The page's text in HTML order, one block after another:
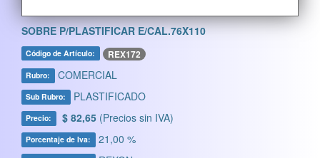
SOBRE P/PLASTIFICAR E/CAL.76X110
Código de Artículo: REX172
Rubro: COMERCIAL
Sub Rubro: PLASTIFICADO
Precio: $ 82,65 (Precios sin IVA)
Porcentaje de Iva: 21,00 %